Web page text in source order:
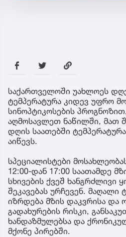
საქართველოში უახლოეს
ტემპერატურა კიდევ უფრო
სინოპტიკოსების
აღმოსავლეთ ნაწილში, მათ
დღის საათებში
აიწევს.
სპეციალისტები
12:00-დან 17:00 საათამდე
სხივების ქვეშ ხანგრძლივი
შეკავებას ურჩევენ. მაღალი
იზრდება მზის დაკვრისა და
გადახურების რისკი,
ხანდაზმულებსა და
მქონე პირებში.